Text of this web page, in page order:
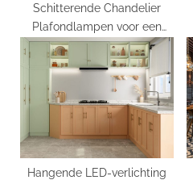
Schitterende Chandelier
Plafondlampen voor een
Verfijnde Stijl
Hangende LED-verlichting